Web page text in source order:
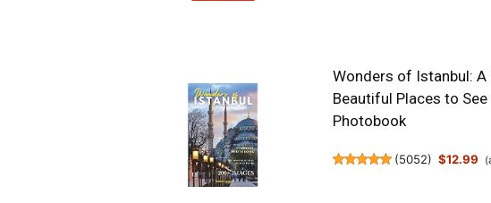
Wonders of Istanbul:
Beautiful Places to
Photobook
(5052) $12.99